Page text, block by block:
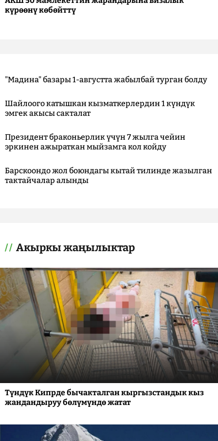
күрөөнү көбөйттү
"Мадина" базары 1-августта жабылбай турган болду
Шайлоого катышкан кызматкерлердин 1 күндүк
эмгек акысы сакталат
Президент браконьерлик үчүн 7 жылга чейин
эркинен ажыраткан мыйзамга кол койду
Барскоондо жол боюндагы кытай тилинде жазылган
тактайчалар алынды
Акыркы жаңылыктар
Түндүк Кипрде бычакталган кыргызстандык кыз
жандандыруу бөлүмүндө жатат